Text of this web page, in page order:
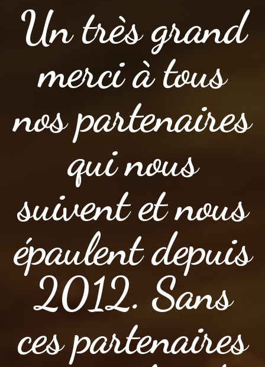
Un très grand
merci à tous
nos partenaires
qui nous
suivent et nous
épaulent depuis
2012. Sans
ces partenaires